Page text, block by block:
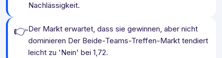
Nachlässigkeit.
👉Der Markt erwartet, dass sie gewinnen, aber nicht
dominieren Der Beide-Teams-Treffen-Markt tendiert
leicht zu 'Nein' bei 1,72.